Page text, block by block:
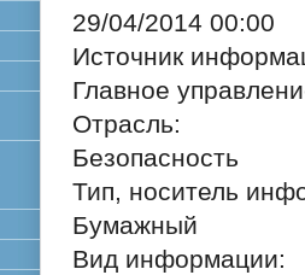
29/04/2014 00:00
Источник
Главное
Отрасль:
Безопасность
Тип, носитель
Бумажный
Вид информации: